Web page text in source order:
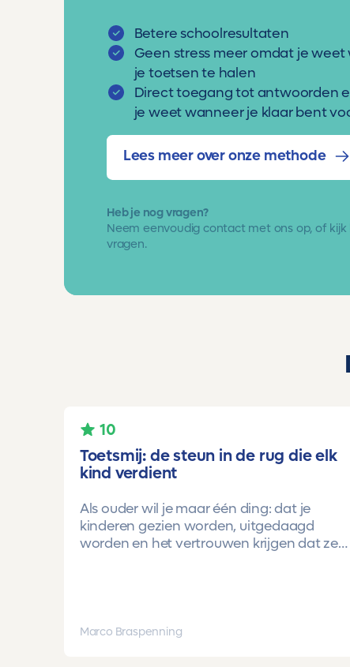
Betere schoolresultaten
Geen stress meer omdat je
je toetsen te halen
Direct toegang tot antwoorden
je weet wanneer je klaar bent
Lees meer over onze methode
Heb je nog vragen?
Neem eenvoudigcontact met ons op, of kijk
vragen.
10
Toetsmij: de steun in de rug die elk
kind verdient
Als ouder wil je maar één ding: dat je
kinderen gezien worden, uitgedaagd
worden en het vertrouwen krijgen dat ze
Onze oudste dochter begon ooit op
Marco Braspenning